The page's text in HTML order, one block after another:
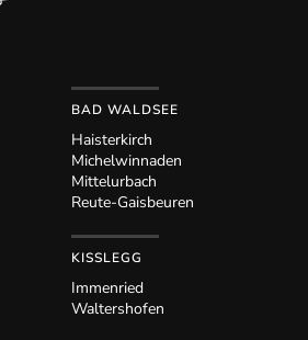
BAD WALDSEE
Haisterkirch
Michelwinnaden
Mittelurbach
Reute-Gaisbeuren
KISSLEGG
Immenried
Waltershofen